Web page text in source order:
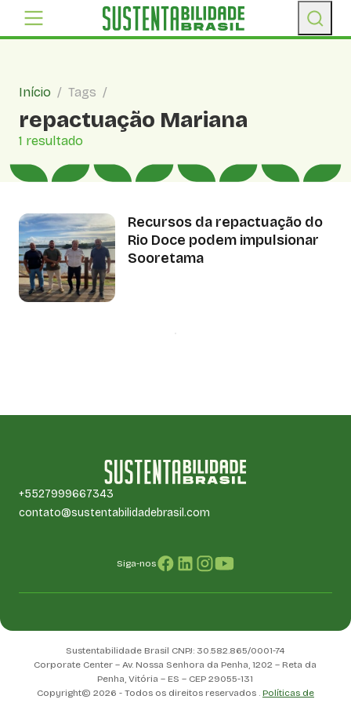
Início / Tags /
repactuação Mariana
1 resultado
Recursos da repactuação do
Rio Doce podem impulsionar
Sooretama
+5527999667343
contato@sustentabilidadebrasil.com
Siga-nos
Sustentabilidade Brasil CNPJ: 30.582.865/0001-74
Corporate Center – Av. Nossa Senhora da Penha, 1202 – Reta da
Penha, Vitória – ES – CEP 29055-131
Copyright© 2026 - Todos os direitos reservados . Políticas de